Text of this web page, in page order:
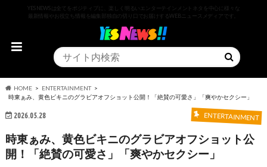
YESNEWSは全てをポジティブに、楽しく明るいエンターテインメントネタを中心に様々な
最新情報やお役立ち情報を編集部独自の切り口でお届けするWEBニュースメディアです。
HOME
ENTERTAINMENT
時東ぁみ、黄色ビキニのグラビアオフショット公開！「絶賛の可愛さ」「爽やかセクシー」
2026.05.28 ENTERTAINMENT
時東ぁみ、黄色ビキニのグラビアオフショット公
開！「絶賛の可愛さ」「爽やかセクシー」